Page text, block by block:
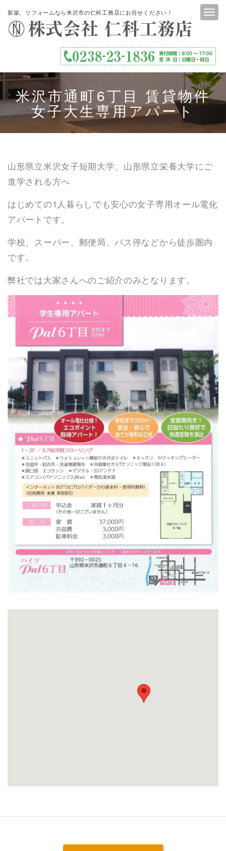
新築、リフォームなら米沢市の仁科工務店にお任せください！
米沢市通町6丁目 賃貸物件
女子大生専用アパート
山形県立米沢女子短期大学、山形県立栄養大学にご
進学される方へ
はじめての1人暮らしでも安心の女子専用オール電化
アパートです。
学校、スーパー、郵便局、バス停などから徒歩圏内
です。
弊社では大家さんへのご紹介のみとなります。